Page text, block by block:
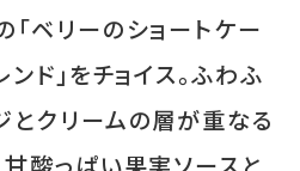
「ベリーのショートケー
ンド」をチョイス。ふわふ
とクリームの層が重なる